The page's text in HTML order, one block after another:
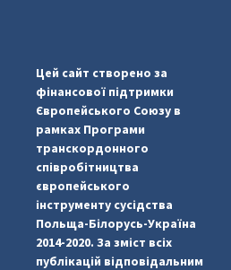
Цей сайт створено за
фінансової підтримки
Європейського Союзу в
рамках Програми
транскордонного
співробітництва
європейського
інструменту сусідства
Польща-Білорусь-Україна
2014-2020. За зміст всіх
публікацій відповідальним